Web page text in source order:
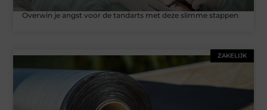
Overwin je angst voor de tandarts met deze slimme stappen
ZAKELIJK